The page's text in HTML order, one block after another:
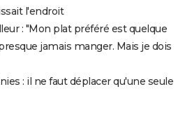
l'endroit
: "Mon plat préféré est quelque
jamais manger. Mais je dois
: il ne faut déplacer qu'une seule